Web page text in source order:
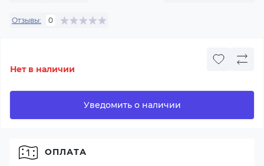
Отзывы: 0
Нет в наличии
Уведомить о наличии
ОПЛАТА